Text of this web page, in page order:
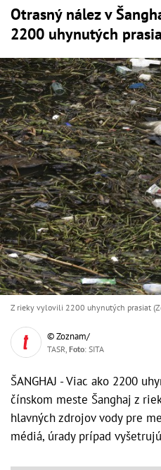
Otrasný nález v
2200 uhynutých
Z rieky vylovili 2200 uhynutých prasiat
© Zoznam/
TASR, Foto: SITA
ŠANGHAJ - Viac ako 2200
čínskom meste Šanghaj z
hlavných zdrojov vody pre
médiá, úrady prípad